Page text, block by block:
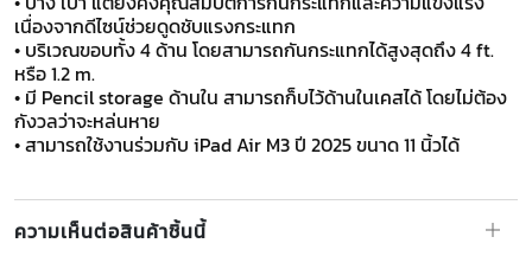
เนื่องจากดีไซน์ช่วยดูดชับแรงกระแทก
• บริเวณขอบทั้ง 4 ด้าน โดยสามารถกันกระแทกได้สูงสุดถึง 4 ft.
หรือ 1.2 m.
• มี Pencil storage ด้านใน สามารถก็บไว้ด้านในเคสได้ โดยไม่ต้อง
กังวลว่าจะหล่นหาย
​​​​​​​• สามารถใช้งานร่วมกับ iPad Air M3 ปี 2025 ขนาด 11 นิ้วได้
ความเห็นต่อสินค้าชิ้นนี้